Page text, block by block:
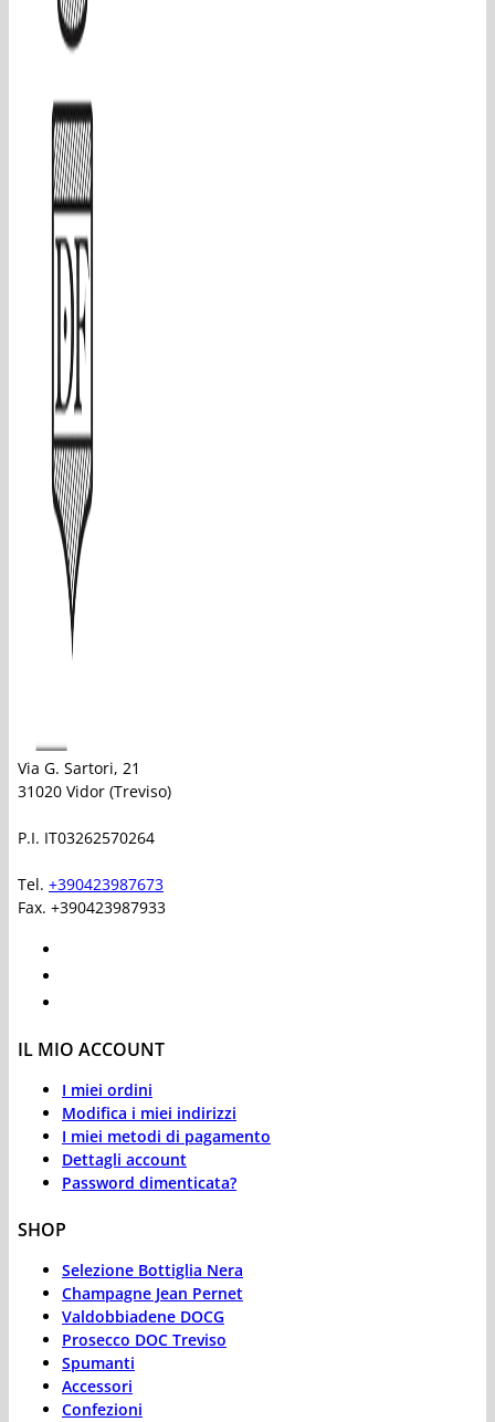
Via G. Sartori, 21
31020 Vidor (Treviso)
P.I. IT03262570264
Tel. +390423987673
Fax. +390423987933
IL MIO ACCOUNT
I miei ordini
Modifica i miei indirizzi
I miei metodi di pagamento
Dettagli account
Password dimenticata?
SHOP
Selezione Bottiglia Nera
Champagne Jean Pernet
Valdobbiadene DOCG
Prosecco DOC Treviso
Spumanti
Accessori
Confezioni